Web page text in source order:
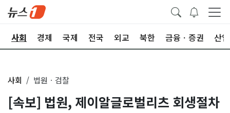
사회 경제 국제 전국 외교 북한 금융ㆍ증권 산업
사회 법원ㆍ검찰
[속보] 법원, 제이알글로벌리츠 회생절차